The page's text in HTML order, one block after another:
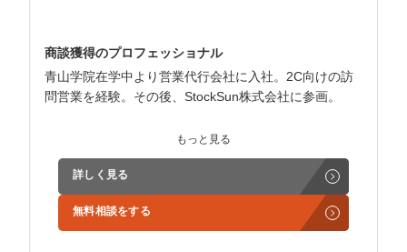
募集要項一覧
商談獲得のプロフェッショナル
青山学院在学中より営業代行会社に入社。2C向けの訪
問営業を経験。その後、StockSun株式会社に参画。
インサイドセールス立ち上げ、テレアポ部隊立ち上げな
ど営業支援を担当。
学生時代からに代表岩野の社長秘書として活動。現在は
3社の事業責任者も務めており、Webマーケティングと
もっと見る
詳しく見る
無料相談をする